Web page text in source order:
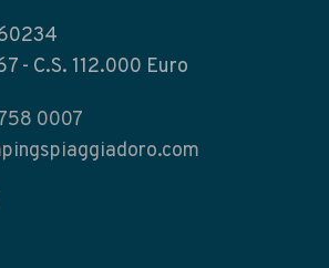
- C.S. 112.000 Euro
0007